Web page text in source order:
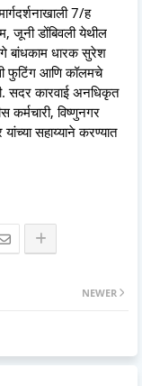
7/ह
जूनी डोंबिवली येथील
बांधकाम धारक सुरेश
फुटिंग आणि कॉलमचे
सदर कारवाई अनधिकृत
कर्मचारी, विष्णुनगर
सहाय्याने करण्यात
NEWER